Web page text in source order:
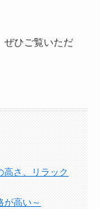
ぜひご覧いただ
高さ、リラック
が高い～